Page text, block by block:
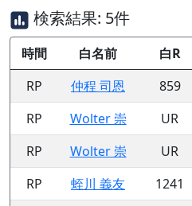
検索結果: 5件
時間 白名前 白R
RP
仲程 司恩 859
RP
Wolter 崇 UR
RP
Wolter 崇 UR
RP
蛭川 義友 1241